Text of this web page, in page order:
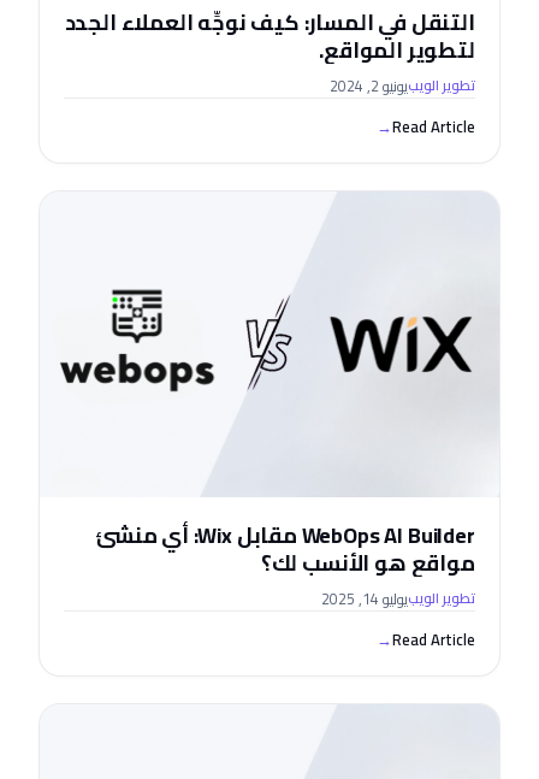
التنقل في المسار: كيف نوجِّه العملاء الجدد
لتطوير المواقع.
تطوير الويبيونيو 2, 2024
Read Article
→
WebOps AI Builder مقابل Wix: أي منشئ
مواقع هو الأنسب لك؟
تطوير الويبيوليو 14, 2025
Read Article
→